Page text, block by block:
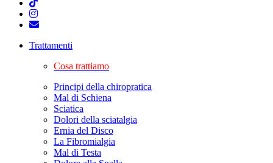
Trattamenti
Cosa trattiamo
Principi della chiropratica
Mal di Schiena
Sciatica
Dolori della sciatalgia
Ernia del Disco
La Fibromialgia
Mal di Testa